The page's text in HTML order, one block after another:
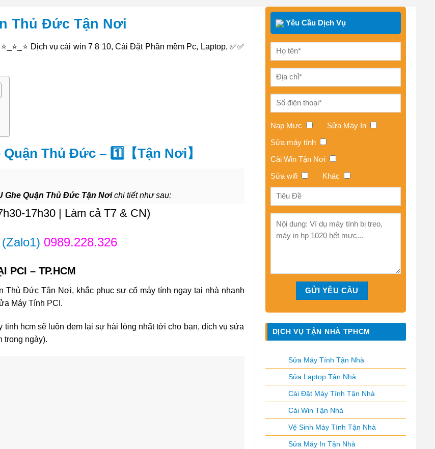
Thủ Đức Tận Nơi
⭐_⭐_⭐ Dịch vụ cài win 7 8 10, Cài Đặt Phần mềm Pc, Laptop, ✅✅
Thủ Đức – 1️⃣【Tận Nơi】
Ghe Quận Thủ Đức Tận Nơichi tiết như sau:
17h30 | Làm cả T7 & CN)
(Zalo1) 0989.228.326
PCI – TP.HCM
Thủ Đức Tận Nơi, khắc phục sự cố máy tính ngay tại nhà nhanh
Máy Tính PCI.
hcm sẽ luôn đem lại sự hài lòng nhất tới cho bạn, dịch vụ sửa
trong ngày).
Yêu Cầu Dịch Vụ
Nạp Mực
Sửa Máy In
Sửa máy tính
Cài Win Tận Nơi
Sửa wifi
Khác
DỊCH VỤ TẬN NHÀ TPHCM
Sửa Máy Tính Tận Nhà
Sửa Laptop Tận Nhà
Cài Đặt Máy Tính Tận Nhà
Cài Win Tận Nhà
Vệ Sinh Máy Tính Tận Nhà
Sửa Máy In Tận Nhà